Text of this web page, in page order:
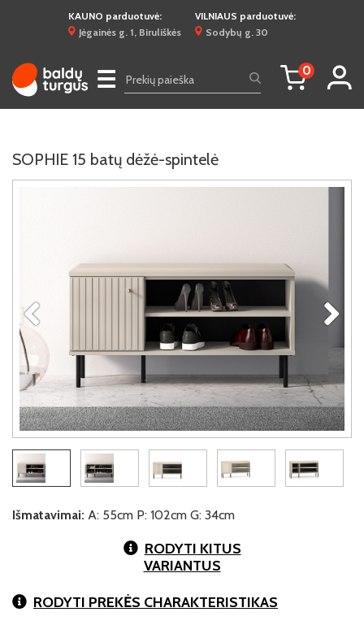
KAUNO parduotuvė:
Jėgainės g. 1, Biruliškės
VILNIAUS parduotuvė:
Sodybų g. 30
☰ 0
SOPHIE 15 batų dėžė-spintelė
Išmatavimai: A: 55cm P: 102cm G: 34cm
RODYTI KITUS
VARIANTUS
RODYTI PREKĖS CHARAKTERISTIKAS